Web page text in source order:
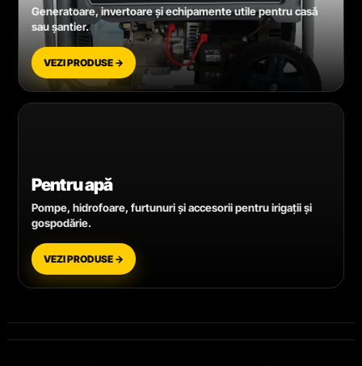
Generatoare, invertoare și echipamente utile pentru casă
sau șantier.
VEZI PRODUSE →
Pentru apă
Pompe, hidrofoare, furtunuri și accesorii pentru irigații și
gospodărie.
VEZI PRODUSE →